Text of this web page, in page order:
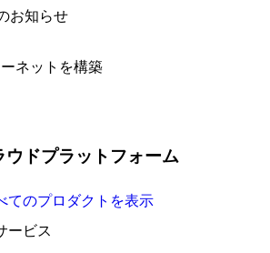
お知らせ
ネットを構築
ウドプラットフォーム
てのプロダクトを表示
ービス